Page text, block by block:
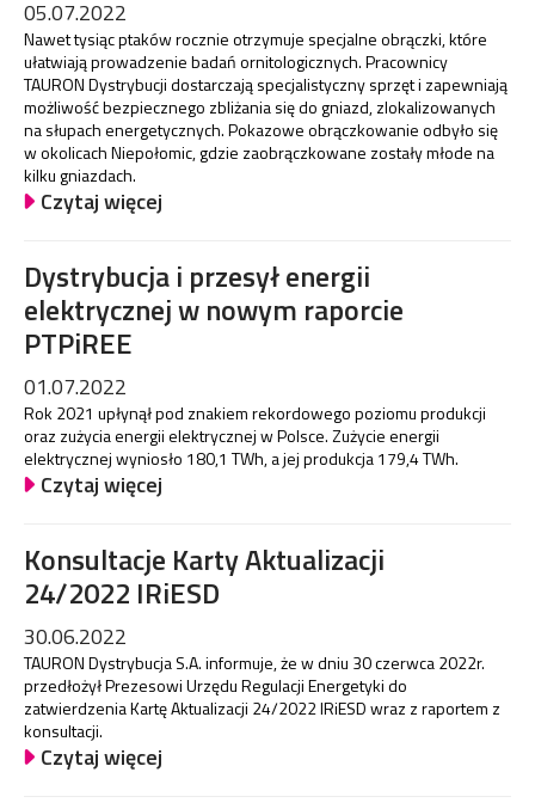
05.07.2022
Nawet tysiąc ptaków rocznie otrzymuje specjalne obrączki, które
ułatwiają prowadzenie badań ornitologicznych. Pracownicy
TAURON Dystrybucji dostarczają specjalistyczny sprzęt i zapewniają
możliwość bezpiecznego zbliżania się do gniazd, zlokalizowanych
na słupach energetycznych. Pokazowe obrączkowanie odbyło się
w okolicach Niepołomic, gdzie zaobrączkowane zostały młode na
kilku gniazdach.
Czytaj więcej
Dystrybucja i przesył energii
elektrycznej w nowym raporcie
PTPiREE
01.07.2022
Rok 2021 upłynął pod znakiem rekordowego poziomu produkcji
oraz zużycia energii elektrycznej w Polsce. Zużycie energii
elektrycznej wyniosło 180,1 TWh, a jej produkcja 179,4 TWh.
Czytaj więcej
Konsultacje Karty Aktualizacji
24/2022 IRiESD
30.06.2022
TAURON Dystrybucja S.A. informuje, że w dniu 30 czerwca 2022r.
przedłożył Prezesowi Urzędu Regulacji Energetyki do
zatwierdzenia Kartę Aktualizacji 24/2022 IRiESD wraz z raportem z
konsultacji.
Czytaj więcej